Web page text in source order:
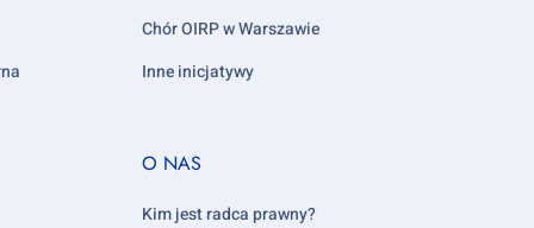
Chór OIRP w Warszawie
Inne inicjatywy
Footer
5
O NAS
Kim jest radca prawny?